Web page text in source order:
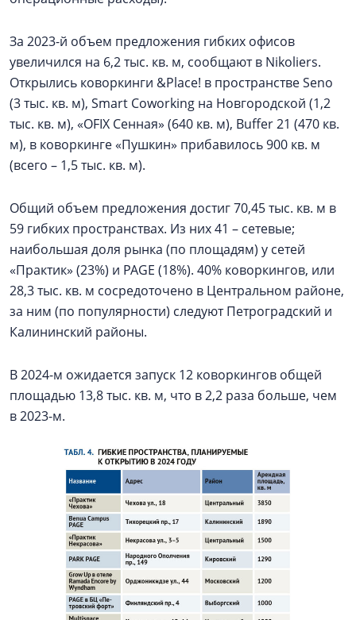
За 2023-й объем предложения гибких офисов
увеличился на 6,2 тыс. кв. м, сообщают в Nikoliers.
Открылись коворкинги &Place! в пространстве Seno
(3 тыс. кв. м), Smart Coworking на Новгородской (1,2
тыс. кв. м), «OFIX Сенная» (640 кв. м), Buffer 21 (470 кв.
м), в коворкинге «Пушкин» прибавилось 900 кв. м
(всего – 1,5 тыс. кв. м).
Общий объем предложения достиг 70,45 тыс. кв. м в
59 гибких пространствах. Из них 41 – сетевые;
наибольшая доля рынка (по площадям) у сетей
«Практик» (23%) и PAGE (18%). 40% коворкингов, или
28,3 тыс. кв. м сосредоточено в Центральном районе,
за ним (по популярности) следуют Петроградский и
Калининский районы.
В 2024-м ожидается запуск 12 коворкингов общей
площадью 13,8 тыс. кв. м, что в 2,2 раза больше, чем
в 2023-м.